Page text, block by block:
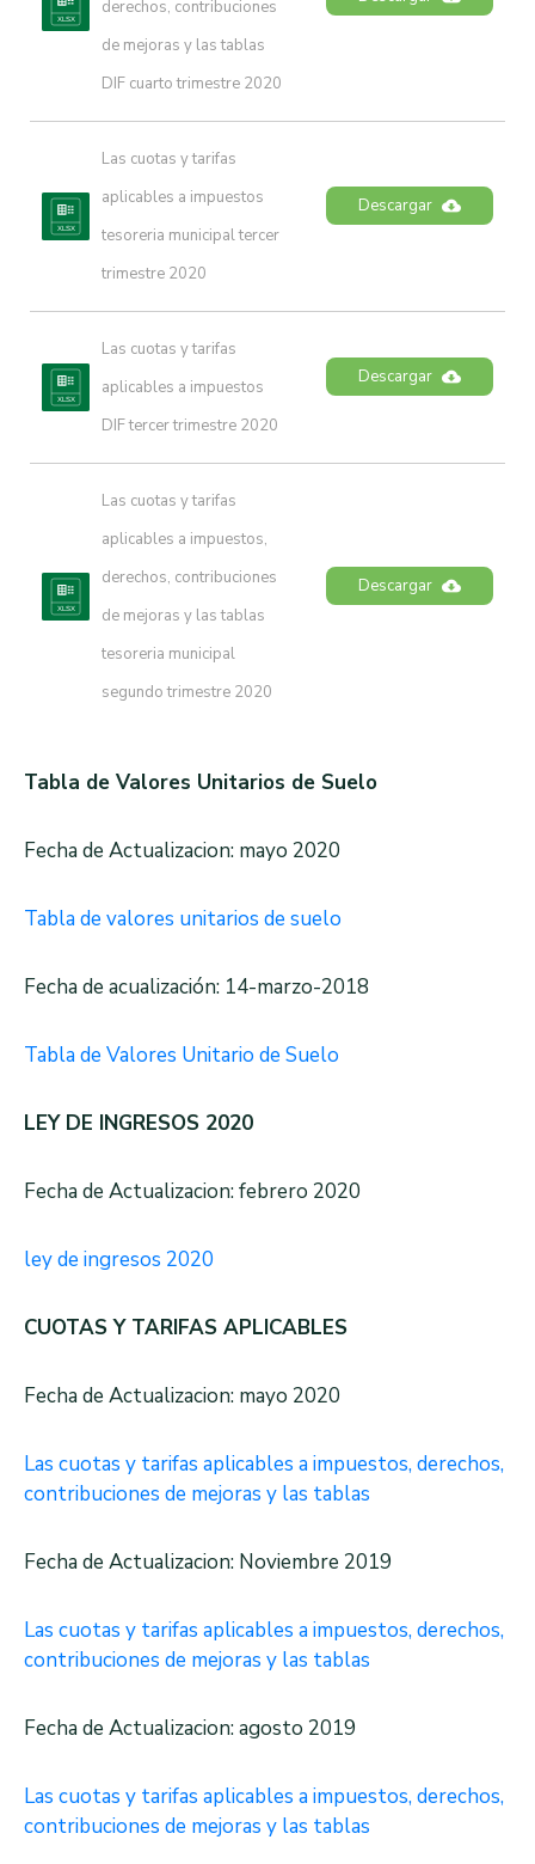
derechos, contribuciones
de mejoras y las tablas
DIF cuarto trimestre 2020
Las cuotas y tarifas
aplicables a impuestos
tesoreria municipal tercer
trimestre 2020
Descargar
Las cuotas y tarifas
aplicables a impuestos
DIF tercer trimestre 2020
Descargar
Las cuotas y tarifas
aplicables a impuestos,
derechos, contribuciones
de mejoras y las tablas
tesoreria municipal
segundo trimestre 2020
Descargar
Tabla de Valores Unitarios de Suelo
Fecha de Actualizacion: mayo 2020
Tabla de valores unitarios de suelo
Fecha de acualización: 14-marzo-2018
Tabla de Valores Unitario de Suelo
LEY DE INGRESOS 2020
Fecha de Actualizacion: febrero 2020
ley de ingresos 2020
CUOTAS Y TARIFAS APLICABLES
Fecha de Actualizacion: mayo 2020
Las cuotas y tarifas aplicables a impuestos, derechos,
contribuciones de mejoras y las tablas
Fecha de Actualizacion: Noviembre 2019
Las cuotas y tarifas aplicables a impuestos, derechos,
contribuciones de mejoras y las tablas
Fecha de Actualizacion: agosto 2019
Las cuotas y tarifas aplicables a impuestos, derechos,
contribuciones de mejoras y las tablas